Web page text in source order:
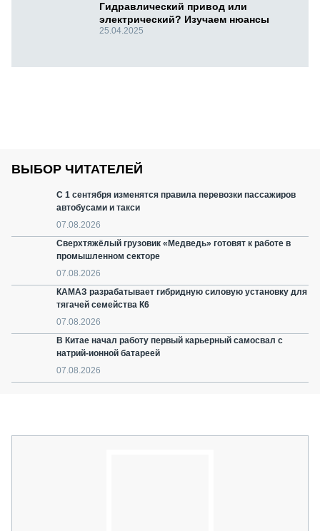
Гидравлический привод или
электрический? Изучаем нюансы
25.04.2025
ВЫБОР ЧИТАТЕЛЕЙ
С 1 сентября изменятся правила перевозки пассажиров
автобусами и такси
07.08.2026
Сверхтяжёлый грузовик «Медведь» готовят к работе в
промышленном секторе
07.08.2026
КАМАЗ разрабатывает гибридную силовую установку для
тягачей семейства К6
07.08.2026
В Китае начал работу первый карьерный самосвал с
натрий-ионной батареей
07.08.2026